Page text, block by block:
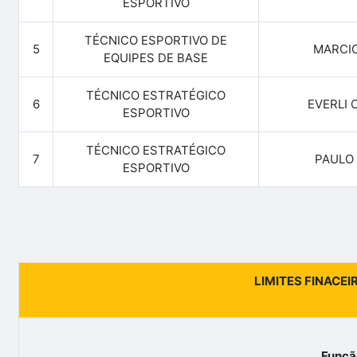
5
TÉCNICO ESPORTIVO DE
EQUIPES DE BASE
6
TÉCNICO ESTRATÉGICO
ESPORTIVO
EVERLI
7
TÉCNICO ESTRATÉGICO
ESPORTIVO
LIMITES